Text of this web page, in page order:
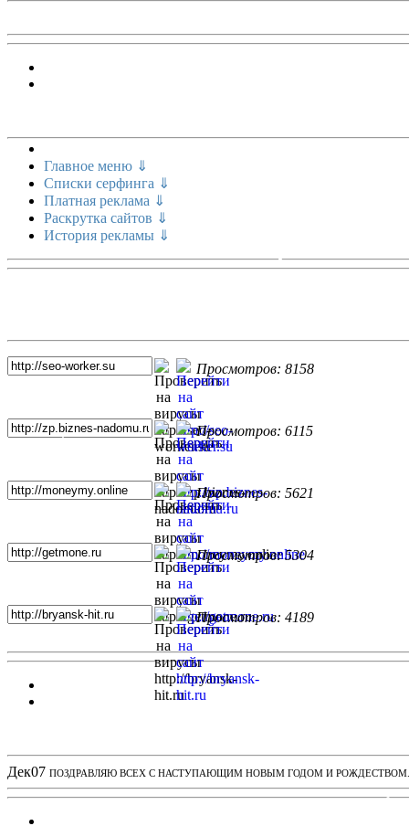
Главное меню ⇓
Списки серфинга ⇓
Платная реклама ⇓
Раскрутка сайтов ⇓
История рекламы ⇓
Просмотров: 8158
Просмотров: 6115
Просмотров: 5621
Просмотров: 5304
Просмотров: 4189
Дек07 ПОЗДРАВЛЯЮ ВСЕХ С НАСТУПАЮЩИМ НОВЫМ ГОДОМ И РОЖДЕСТВОМ.